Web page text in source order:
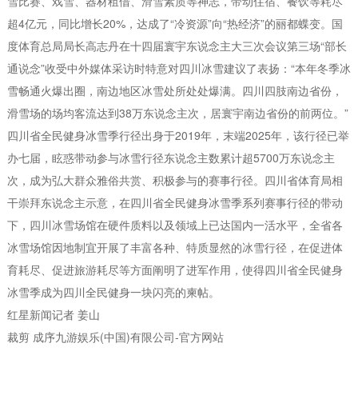
超4亿元，同比增长20%，达成了“冷资源”向“热经济”的丽都蝶变。国
度体育总局局长高志丹在十四届寰宇东说念主大三次会议第三场“部长
通说念”收受中外媒体采访时特意对四川冰雪建议了表扬：“本年冬季冰
雪畅通火爆出圈，南边地区冰雪处所处处爆满。四川四肢南边省份，
滑雪场的场均客流达到38万东说念主次，居寰宇南边省份的前两位。”
四川省全民健身冰雪季行径出身于2019年，末端2025年，该行径已举
办七届，眩惑带动参与冰雪行径东说念主数累计超5700万东说念主
次，成为弘大群众雅俗共赏、积极参与的赛事行径。四川省体育局相
干崇拜东说念主示意，在四川省全民健身冰雪季系列赛事行径的带动
下，四川冰雪场馆在硬件质料以及领域上已达国内一活水平，全省各
冰雪场馆因地制宜开展了丰富各种、特质显然的冰雪行径，在促进体
育耗尽、促进旅游耗尽等方面阐明了进军作用，使得四川省全民健身
冰雪季成为四川全民健身一块闪亮的柬帖。
红星新闻记者 姜山
裁剪 成序九游娱乐(中国)有限公司-官方网站